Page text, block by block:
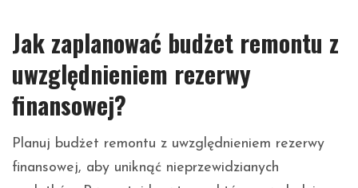
Jak zaplanować budżet remontu z
uwzględnieniem rezerwy
finansowej?
Planuj budżet remontu z uwzględnieniem rezerwy
finansowej, aby uniknąć nieprzewidzianych